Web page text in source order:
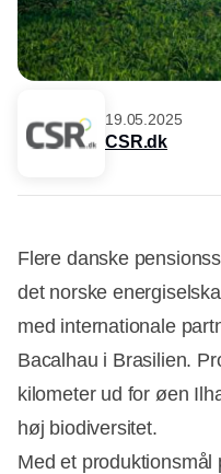
19.05.2025
CSR.dk
Flere danske
det norske
med internationale
Bacalhau i Brasilien.
kilometer ud for øen
høj biodiversitet.
Med et produktionsmål